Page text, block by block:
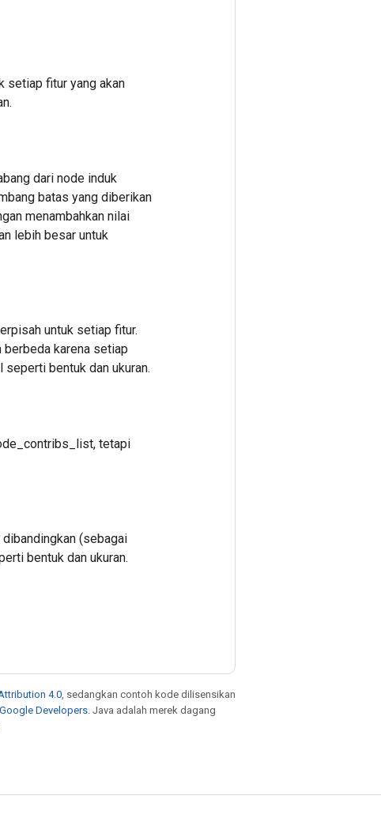
setiap fitur yang akan
dari node induk
batas yang diberikan
menambahkan nilai
lebih besar untuk
untuk setiap fitur.
karena setiap
bentuk dan ukuran.
tetapi
dibandingkan (sebagai
bentuk dan ukuran.
4.0 , sedangkan contoh kode dilisensikan
Developers . Java adalah merek dagang